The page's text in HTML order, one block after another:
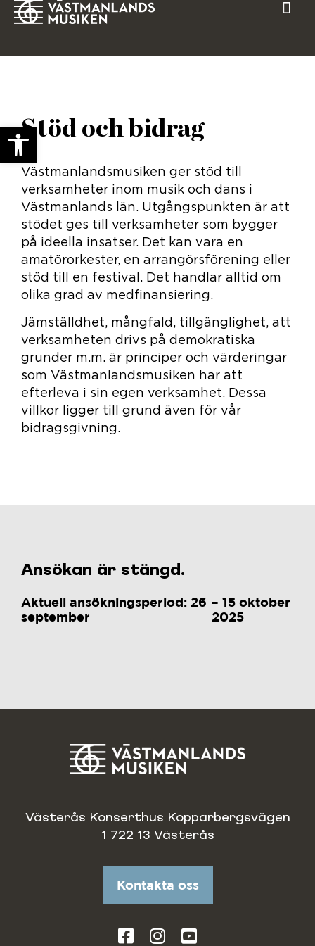
Stöd och bidrag
Västmanlandsmusiken ger stöd till
verksamheter inom musik och dans i
Västmanlands län. Utgångspunkten är att
stödet ges till verksamheter som bygger
på ideella insatser. Det kan vara en
amatörorkester, en arrangörsförening eller
stöd till en festival. Det handlar alltid om
olika grad av medfinansiering.
Jämställdhet, mångfald, tillgänglighet, att
verksamheten drivs på demokratiska
grunder m.m. är principer och värderingar
som Västmanlandsmusiken har att
efterleva i sin egen verksamhet. Dessa
villkor ligger till grund även för vår
bidragsgivning.
Ansökan är stängd.
Aktuell ansökningsperiod: 26
september
– 15 oktober
2025
Västerås Konserthus Kopparbergsvägen
1 722 13 Västerås
Kontakta oss
Open toolbar